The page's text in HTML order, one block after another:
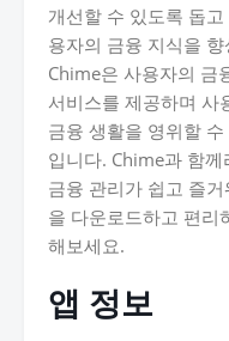
개선할 수 있도록 돕
용자의 금융 지식을
Chime은 사용자의 금
서비스를 제공하며 사
금융 생활을 영위할
입니다. Chime과 함
금융 관리가 쉽고 즐
을 다운로드하고 편리
해보세요.
앱 정보